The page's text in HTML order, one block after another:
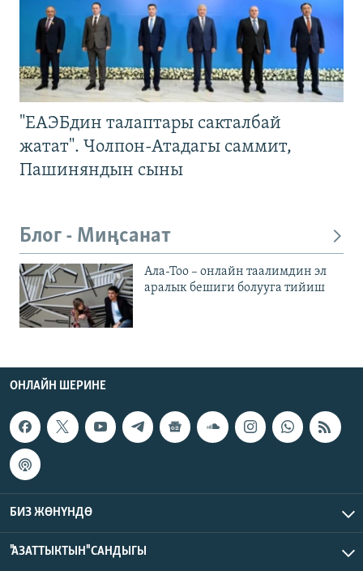
"ЕАЭБдин талаптары сакталбай
жатат". Чолпон-Атадагы саммит,
Пашиняндын сыны
Блог - Миңсанат
Ала-Тоо – онлайн таалимдин эл
аралык бешиги болууга тийиш
ОНЛАЙН ШЕРИНЕ
БИЗ ЖӨНҮНДӨ
"АЗАТТЫКТЫН" САНДЫГЫ